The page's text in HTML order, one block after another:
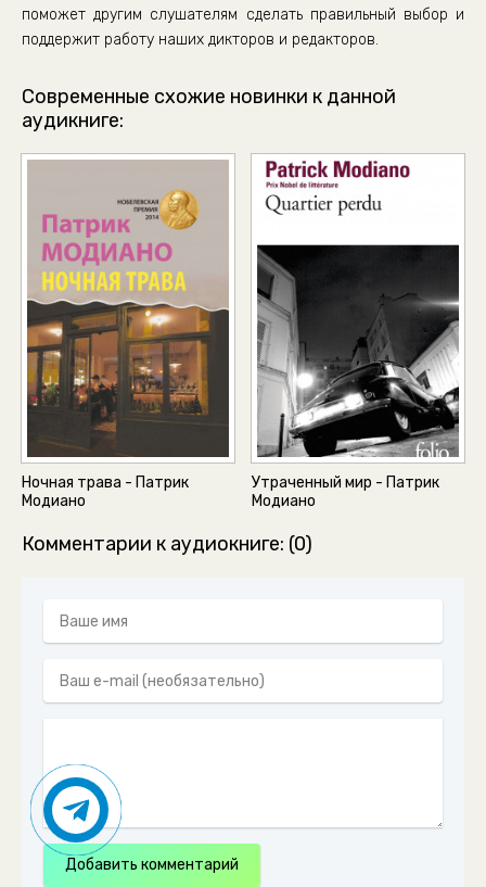
Neznakomki_40
Neznakomki_42
Neznakomki_43
Neznakomki_44
Neznakomki_46
Neznakomki_47
Neznakomki_48
Neznakomki_49
Neznakomki_50
Neznakomki_51
Neznakomki_52
поможет другим слушателям сделать правильный выбор и
поддержит работу наших дикторов и редакторов.
Современные схожие новинки к данной
аудикниге:
Ночная трава - Патрик
Модиано
Утраченный мир - Патрик
Модиано
Комментарии к аудиокниге: (0)
Добавить комментарий